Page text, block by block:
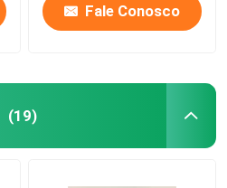
Fale Conosco
(19)